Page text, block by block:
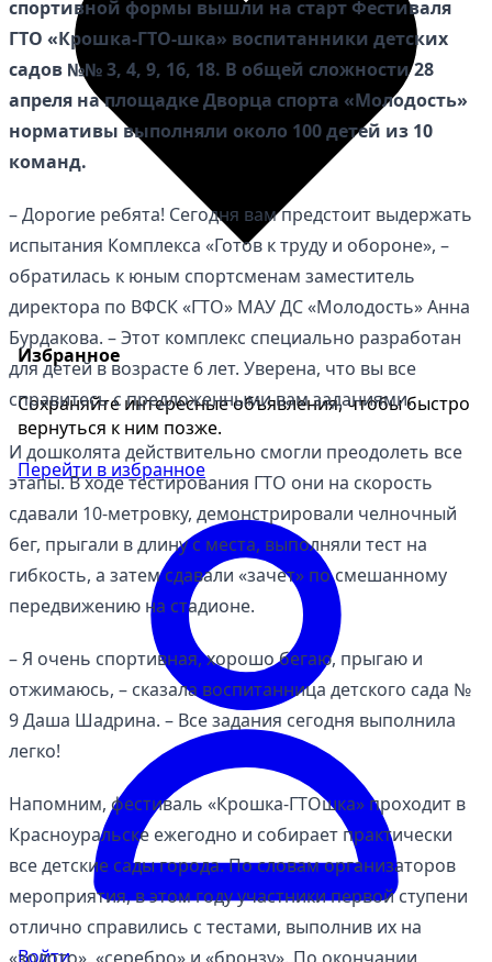
Избранное
Сохраняйте интересные объявления, чтобы быстро
вернуться к ним позже.
Перейти в избранное
Войти
спортивной формы вышли на старт Фестиваля
ГТО «Крошка-ГТО-шка» воспитанники детских
садов №№ 3, 4, 9, 16, 18. В общей сложности 28
апреля на площадке Дворца спорта «Молодость»
нормативы выполняли около 100 детей из 10
команд.
– Дорогие ребята! Сегодня вам предстоит выдержать
испытания Комплекса «Готов к труду и обороне», –
обратилась к юным спортсменам заместитель
директора по ВФСК «ГТО» МАУ ДС «Молодость» Анна
Бурдакова. – Этот комплекс специально разработан
для детей в возрасте 6 лет. Уверена, что вы все
справитесь с предложенными вам заданиями.
И дошколята действительно смогли преодолеть все
этапы. В ходе тестирования ГТО они на скорость
сдавали 10-метровку, демонстрировали челночный
бег, прыгали в длину с места, выполняли тест на
гибкость, а затем сдавали «зачет» по смешанному
передвижению на стадионе.
– Я очень спортивная, хорошо бегаю, прыгаю и
отжимаюсь, – сказала воспитанница детского сада №
9 Даша Шадрина. – Все задания сегодня выполнила
легко!
Напомним, фестиваль «Крошка-ГТОшка» проходит в
Красноуральске ежегодно и собирает практически
все детские сады города. По словам организаторов
мероприятия, в этом году участники первой ступени
отлично справились с тестами, выполнив их на